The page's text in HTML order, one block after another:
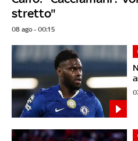
stretto"
08 ago - 00:15